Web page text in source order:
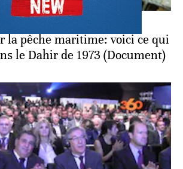
la pêche maritime: voici ce qui
le Dahir de 1973 (Document)